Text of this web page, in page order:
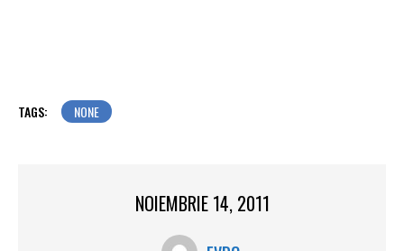
TAGS: NONE
NOIEMBRIE 14, 2011